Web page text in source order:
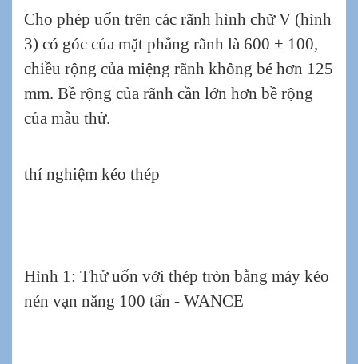
Cho phép uốn trên các rãnh hình chữ V (hình
3) có góc của mặt phẳng rãnh là 600 ± 100,
chiều rộng của miệng rãnh không bé hơn 125
mm. Bề rộng của rãnh cần lớn hơn bề rộng
của mẫu thử.
thí nghiệm kéo thép
Hình 1: Thử uốn với thép tròn bằng máy kéo
nén vạn năng 100 tấn - WANCE